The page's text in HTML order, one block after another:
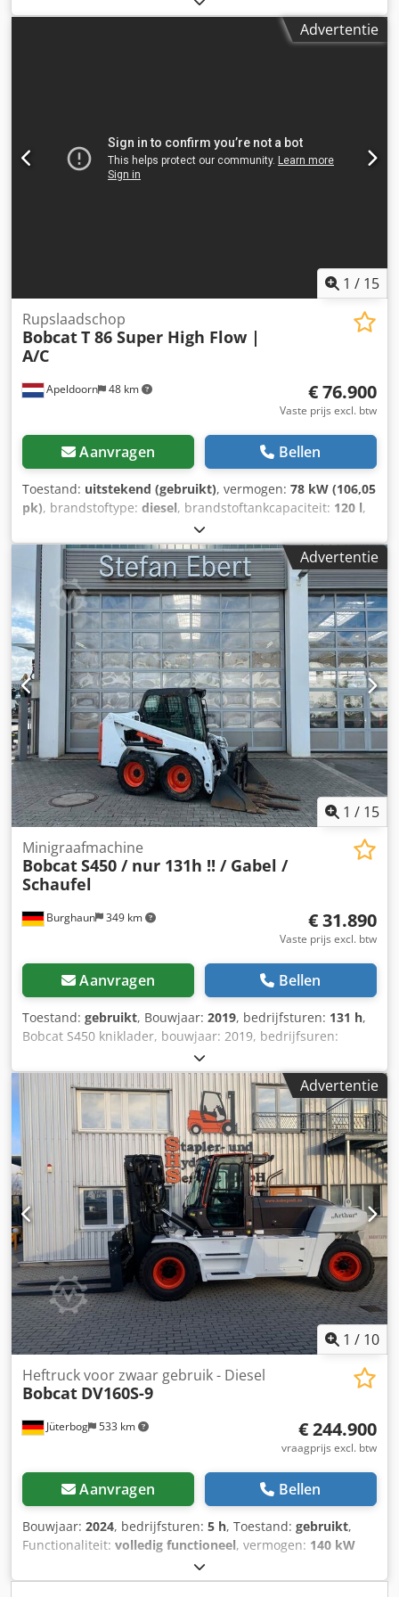
Advertentie
1 / 15
Apeldoorn 48 km
Rupslaadschop
BobcatT 86 Super High Flow |
A/C
€ 76.900
Vaste prijs excl. btw
Aanvragen Bellen
Toestand: uitstekend (gebruikt), vermogen: 78 kW (106,05
pk), brandstoftype: diesel, brandstoftankcapaciteit: 120 l,
3.350 mm
bedrijfsturen:1.168 h, Uitrusting:airconditioning, Aantal
cilinders: 4 Toegestane totaalgewicht: 5.643 kg Afmetingen
(L x B x H): 390 x 203 x 211 cm Motortype: Bobcat DM03VA
Werkbreedte: 203 cm Cedpfx Aozbi Sqeh Eoha
Snelwisselsysteem: Ja CE-markering: ja Technische staat:
zeer goed Optische staat: zeer goed = Extra opties en
accessoires = - 3e hydraulische circuit - 4e hydraulische
circuit - Werklamp(en) - FOPS-cabinebescherming -
Bosbouwbeschermset - Rubberen rupsbanden - High-flow
- Hydraulische snelwissel - Radio-Bluetooth - Twee
snelheden = Opmerkingen = Aandrijflijn Emissienorm:
Stage V / Tier IV final Land van productie: VS Superflow,
hydraulische snelwissel, 2 snelheden, groot display,
airconditioning, bosbouwpakket (*zonder
voordeurbescherming, alleen standaard glazen deur).
Advertentie
1 / 15
Burghaun 349 km
Minigraafmachine
BobcatS450 / nur 131h !! / Gabel /
Schaufel
€ 31.890
Vaste prijs excl. btw
Aanvragen Bellen
Toestand: gebruikt, Bouwjaar: 2019, bedrijfsturen: 131 h,
Bobcat S450 kniklader, bouwjaar: 2019, bedrijfsuren:
slechts 131 uur!, palletvork, bak, motor: Kubota [36 kW/49
pk], gewicht: 2.365 kg, Duits voertuig, van eerste eigenaar,
in goede staat, direct inzetbaar. Op aanvraag kunnen wij u
een lease- of financieringsaanbod doen. De heer Mihm
(tel.) helpt u graag verder. Verdere informatie vindt u op
onze website. Wijzigingen en tussentijdse verkoop
voorbehouden! Snelwisselsysteem Chsdpfsy T Uvtjx Ah Eoa
= Meer informatie = Aandrijving: rups Neem contact op
met Tobias Ebert voor meer informatie.
Advertentie
1 / 10
Jüterbog 533 km
Heftruck voor zwaar gebruik - Diesel
Bobcat DV160S-9
€ 244.900
vraagprijs excl. btw
Aanvragen Bellen
Bouwjaar: 2024, bedrijfsturen: 5 h, Toestand: gebruikt,
Functionaliteit: volledig functioneel, vermogen: 140 kW
27.300 kg
totale lengte:5.555 mm, hefhoogte:4.500 mm, vrije